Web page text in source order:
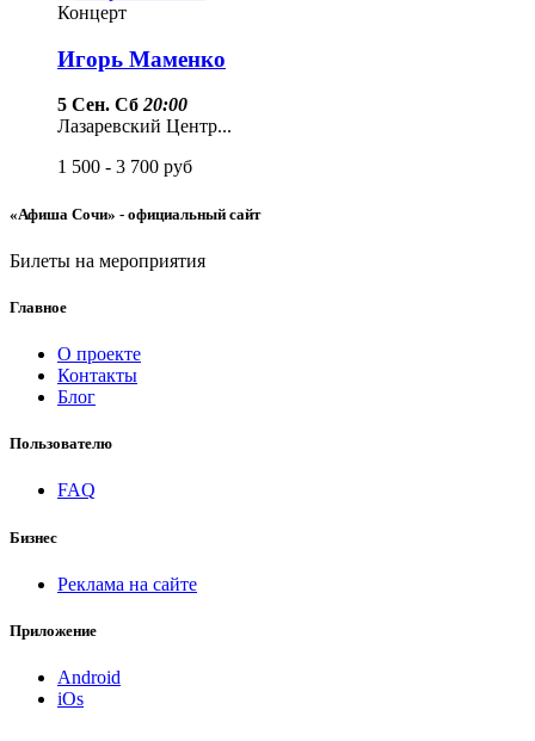
Концерт
Игорь Маменко
5 Сен. Сб20:00
Лазаревский Центр...
1 500 - 3 700 руб
«Афиша Сочи» - официальный сайт
Билеты на мероприятия
Главное
О проекте
Контакты
Блог
Пользователю
FAQ
Бизнес
Реклама на сайте
Приложение
Android
iOs